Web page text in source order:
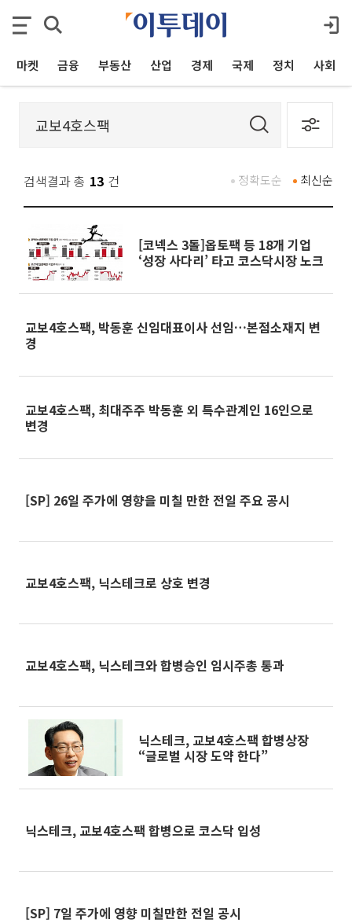
마켓 금융 부동산 산업 경제 국제 정치 사회
검색결과 총 13 건 최신순
정확도순
[코넥스 3돌]옵토팩 등 18개 기업
‘성장 사다리’ 타고 코스닥시장 노크
교보4호스팩, 박동훈 신임대표이사 선임…본점소재지 변
경
교보4호스팩, 최대주주 박동훈 외 특수관계인 16인으로
변경
[SP] 26일 주가에 영향을 미칠 만한 전일 주요 공시
교보4호스팩, 닉스테크로 상호 변경
교보4호스팩, 닉스테크와 합병승인 임시주총 통과
닉스테크, 교보4호스팩 합병상장
“글로벌 시장 도약 한다”
닉스테크, 교보4호스팩 합병으로 코스닥 입성
[SP] 7일 주가에 영향 미칠만한 전일 공시